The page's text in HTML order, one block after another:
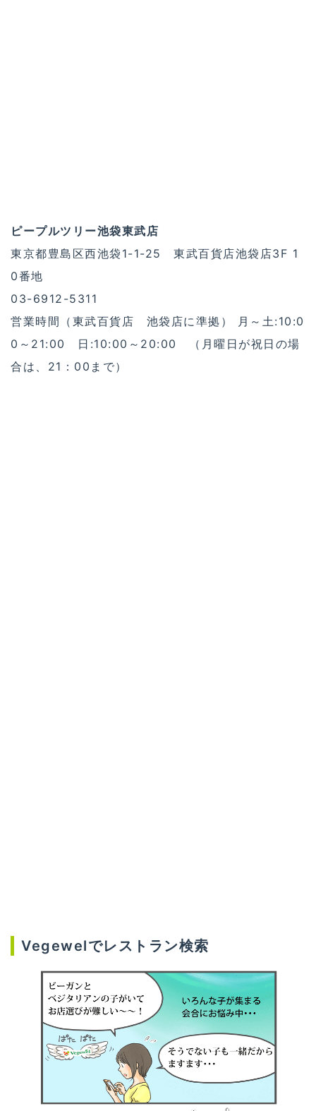
ピープルツリー池袋東武店
東京都豊島区西池袋1-1-25 東武百貨店池袋店3F 1
0番地
03-6912-5311
営業時間（東武百貨店 池袋店に準拠） 月～土:10:0
0～21:00 日:10:00～20:00 （月曜日が祝日の場
合は、21：00まで）
Vegewelでレストラン検索